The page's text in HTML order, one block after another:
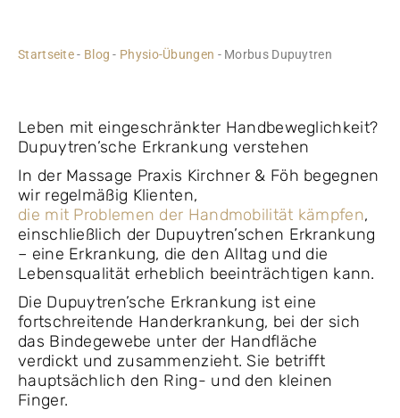
Startseite- Blog - Physio-Übungen - Morbus Dupuytren
Leben mit eingeschränkter Handbeweglichkeit?
Dupuytren’sche Erkrankung verstehen
In der Massage Praxis Kirchner & Föh begegnen
wir regelmäßig Klienten,
die mit Problemen der Handmobilität kämpfen,
einschließlich der Dupuytren’schen Erkrankung
– eine Erkrankung, die den Alltag und die
Lebensqualität erheblich beeinträchtigen kann.
Die Dupuytren’sche Erkrankung ist eine
fortschreitende Handerkrankung, bei der sich
das Bindegewebe unter der Handfläche
verdickt und zusammenzieht. Sie betrifft
hauptsächlich den Ring- und den kleinen
Finger.